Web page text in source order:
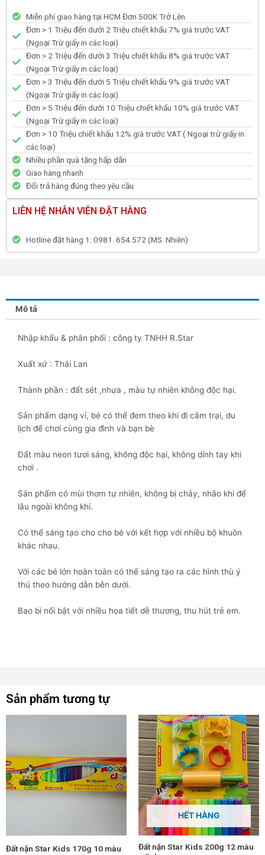
Miễn phí giao hàng tại HCM Đơn 500K Trở Lên
Đơn > 1 Triệu đến dưới 2 Triệu chiết khấu 7% giá trước VAT
(Ngoại Trừ giấy in các loại)
Đơn > 2 Triệu đến dưới 3 Triệu chiết khấu 8% giá trước VAT
(Ngoại Trừ giấy in các loại)
Đơn > 3 Triệu đến dưới 5 Triệu chiết khấu 9% giá trước VAT
(Ngoại Trừ giấy in các loại)
Đơn > 5 Triệu đến dưới 10 Triệu chiết khấu 10% giá trước VAT
(Ngoại Trừ giấy in các loại)
Đơn > 10 Triệu chiết khấu 12% giá trước VAT ( Ngoại trừ giấy in
các loại)
Nhiều phần quà tặng hấp dẫn
Giao hàng nhanh
Đổi trả hàng đúng theo yêu cầu
LIÊN HỆ NHÂN VIÊN ĐẶT HÀNG
Hotline đặt hàng 1: 0981. 654.572 (MS. Nhiên)
Mô tả
Nhập khẩu & phân phối : công ty TNHH R.Star
Xuất xứ : Thái Lan
Thành phần : đất sét ,nhựa , màu tự nhiên không độc hại.
Sản phẩm dạng vỉ, bé có thể đem theo khi đi cắm trại, du
lịch để chơi cùng gia đình và bạn bè
Đất màu neon tươi sáng, không độc hại, không dính tay khi
chơi .
Sản phẩm có mùi thơm tự nhiên, không bị chảy, nhão khi để
lâu ngoài không khí.
Có thể sáng tạo cho cho bé với kết hợp với nhiều bộ khuôn
khác nhau.
Với các bé lớn hoàn toàn có thể sáng tạo ra các hình thù ý
thú theo hướng dẫn bên dưới.
Bao bì nổi bật với nhiều họa tiết dễ thương, thu hút trẻ em.
Sản phẩm tương tự
Đất nặn Star Kids 170g 10 màu
HẾT HÀNG
Đất nặn Star Kids 200g 12 màu